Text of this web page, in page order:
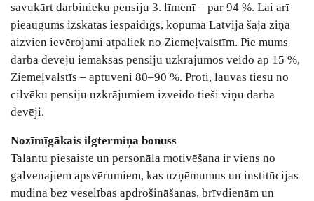
savukārt darbinieku pensiju 3. līmenī – par 94 %. Lai arī
pieaugums izskatās iespaidīgs, kopumā Latvija šajā ziņā
aizvien ievērojami atpaliek no Ziemeļvalstīm. Pie mums
darba devēju iemaksas pensiju uzkrājumos veido ap 15 %,
Ziemeļvalstīs – aptuveni 80–90 %. Proti, lauvas tiesu no
cilvēku pensiju uzkrājumiem izveido tieši viņu darba
devēji.
Nozīmīgākais ilgtermiņa bonuss
Talantu piesaiste un personāla motivēšana ir viens no
galvenajiem apsvērumiem, kas uzņēmumus un institūcijas
mudina bez veselības apdrošināšanas, brīvdienām un